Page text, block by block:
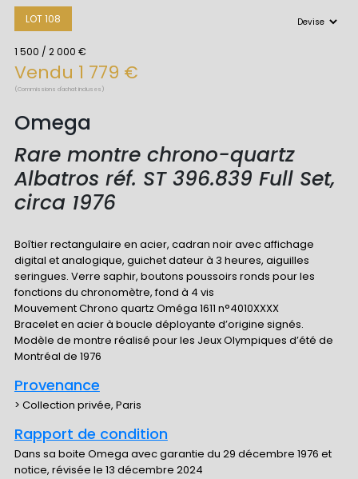
LOT 108
1 500 / 2 000 €
Vendu 1 779 €
(Commissions d'achat incluses)
Omega
Rare montre chrono-quartz
Albatros réf. ST 396.839 Full Set,
circa 1976
Boîtier rectangulaire en acier, cadran noir avec affichage
digital et analogique, guichet dateur à 3 heures, aiguilles
seringues. Verre saphir, boutons poussoirs ronds pour les
fonctions du chronomètre, fond à 4 vis
Mouvement Chrono quartz Oméga 1611 n°4010XXXX
Bracelet en acier à boucle déployante d’origine signés.
Modèle de montre réalisé pour les Jeux Olympiques d’été de
Montréal de 1976
Provenance
> Collection privée, Paris
Rapport de condition
Dans sa boite Omega avec garantie du 29 décembre 1976 et
notice, révisée le 13 décembre 2024